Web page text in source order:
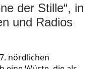
der Stille“, in
und Radios
nördlichen